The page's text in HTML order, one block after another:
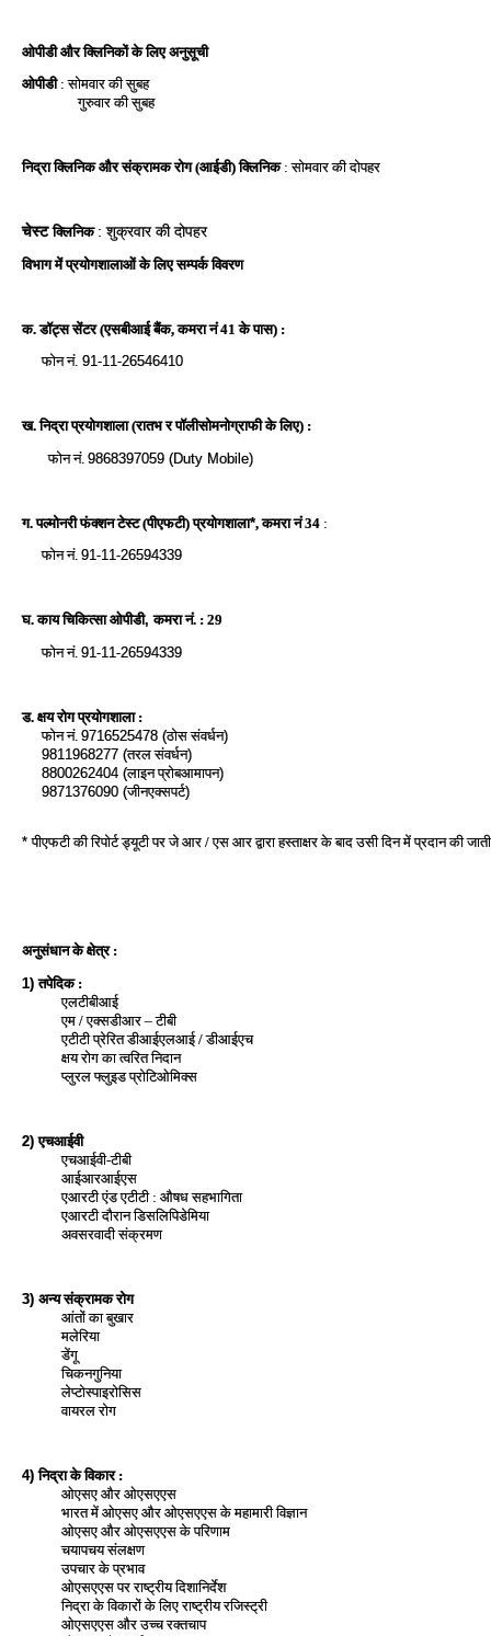
ओपीडी और क्लिनिकों के लिए अनुसूची
ओपीडी: सोमवार की सुबह
गुरुवार की सुबह
निद्रा क्लिनिक और संक्रामक रोग (आईडी) क्लिनिक : सोमवार की दोपहर
चेस्टक्लिनिक : शुक्रवार की दोपहर
विभाग में प्रयोगशालाओं के लिए सम्पर्क विवरण
क. डॉट्स सेंटर (एसबीआई बैंक, कमरा नं 41 के पास) :
फोन नं. 91-11-26546410
ख. निद्रा प्रयोगशाला (रातभ र पॉलीसोमनोग्राफी के लिए) :
फोन नं. 9868397059 (Duty Mobile)
ग. पल्मोनरी फंक्शन टेस्ट (पीएफटी) प्रयोगशाला*, कमरा नं 34 :
फोन नं. 91-11-26594339
घ. काय चिकित्सा ओपीडी,कमरा नं. : 29
फोन नं. 91-11-26594339
ड. क्षय रोग प्रयोगशाला :
फोन नं. 9716525478 (ठोस संवर्धन)
9811968277 (तरल संवर्धन)
8800262404 (लाइन प्रोबआमापन)
9871376090 (जीनएक्‍सपर्ट)
*पीएफटी की रिपोर्ट ड्यूटी पर जे आर / एस आर द्वारा हस्ताक्षर के बाद उसी दिन में प्रदान की
अनुसंधान के क्षेत्र :
1)तपेदिक :
एलटीबीआई
एम / एक्सडीआर – टीबी
एटीटी प्रेरित डीआईएलआई / डीआईएच
क्षय रोग का त्वरित निदान
प्लुरल फ्लुइड प्रोटिओमिक्स
2)एचआईवी
एचआईवी-टीबी
आईआरआईएस
एआरटी एंड एटीटी : औषध सहभागिता
एआरटी दौरान डिसलिपिडेमिया
अवसरवादी संक्रमण
3) अन्य संक्रामक रोग
आंतों का बुखार
मलेरिया
डेंगू
चिकनगुनिया
लेप्टोस्पाइरोसिस
वायरल रोग
4)निद्रा के विकार :
ओएसए और ओएसएएस
भारत में ओएसए और ओएसएएस के महामारी विज्ञान
ओएसए और ओएसएएस के परिणाम
चयापचय संलक्षण
उपचार के प्रभाव
ओएसएएस पर राष्ट्रीय दिशानिर्देश
निद्रा के विकारों के लिए राष्ट्रीय रजिस्ट्री
ओएसएएस और उच्च रक्तचाप